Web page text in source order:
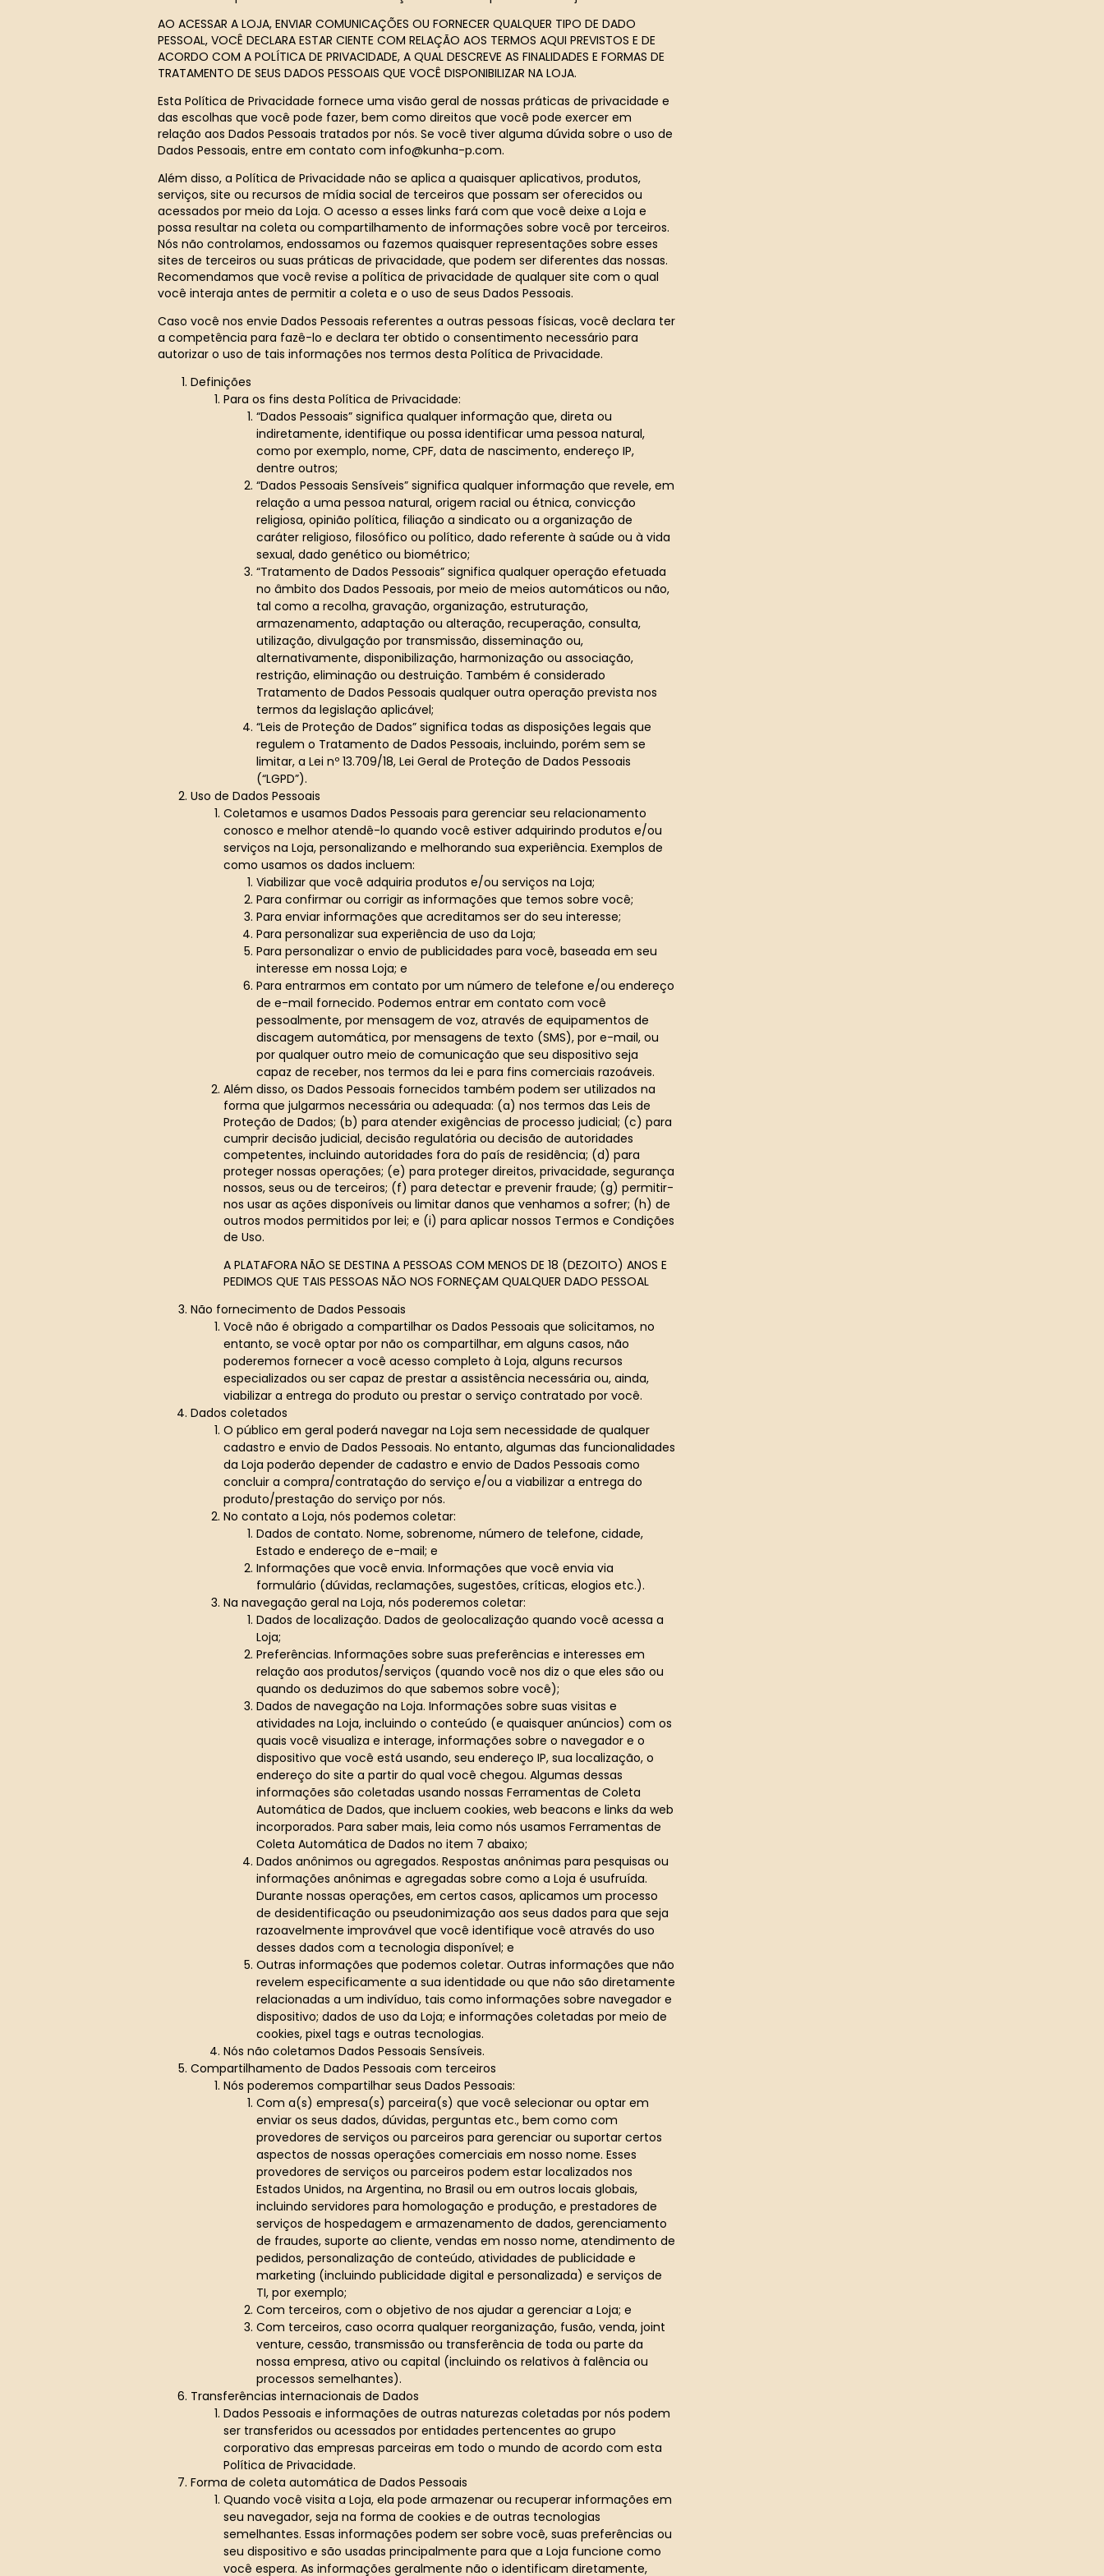
AO ACESSAR A LOJA, ENVIAR COMUNICAÇÕES OU FORNECER QUALQUER TIPO DE DADO
PESSOAL, VOCÊ DECLARA ESTAR CIENTE COM RELAÇÃO AOS TERMOS AQUI PREVISTOS E DE
ACORDO COM A POLÍTICA DE PRIVACIDADE, A QUAL DESCREVE AS FINALIDADES E FORMAS DE
TRATAMENTO DE SEUS DADOS PESSOAIS QUE VOCÊ DISPONIBILIZAR NA LOJA.
Esta Política de Privacidade fornece uma visão geral de nossas práticas de privacidade e
das escolhas que você pode fazer, bem como direitos que você pode exercer em
relação aos Dados Pessoais tratados por nós. Se você tiver alguma dúvida sobre o uso de
Dados Pessoais, entre em contato com info@kunha-p.com.
Além disso, a Política de Privacidade não se aplica a quaisquer aplicativos, produtos,
serviços, site ou recursos de mídia social de terceiros que possam ser oferecidos ou
acessados por meio da Loja. O acesso a esses links fará com que você deixe a Loja e
possa resultar na coleta ou compartilhamento de informações sobre você por terceiros.
Nós não controlamos, endossamos ou fazemos quaisquer representações sobre esses
sites de terceiros ou suas práticas de privacidade, que podem ser diferentes das nossas.
Recomendamos que você revise a política de privacidade de qualquer site com o qual
você interaja antes de permitir a coleta e o uso de seus Dados Pessoais.
Caso você nos envie Dados Pessoais referentes a outras pessoas físicas, você declara ter
a competência para fazê-lo e declara ter obtido o consentimento necessário para
autorizar o uso de tais informações nos termos desta Política de Privacidade.
Definições
Para os fins desta Política de Privacidade:
“Dados Pessoais” significa qualquer informação que, direta ou
indiretamente, identifique ou possa identificar uma pessoa natural,
como por exemplo, nome, CPF, data de nascimento, endereço IP,
dentre outros;
“Dados Pessoais Sensíveis” significa qualquer informação que revele, em
relação a uma pessoa natural, origem racial ou étnica, convicção
religiosa, opinião política, filiação a sindicato ou a organização de
caráter religioso, filosófico ou político, dado referente à saúde ou à vida
sexual, dado genético ou biométrico;
“Tratamento de Dados Pessoais” significa qualquer operação efetuada
no âmbito dos Dados Pessoais, por meio de meios automáticos ou não,
tal como a recolha, gravação, organização, estruturação,
armazenamento, adaptação ou alteração, recuperação, consulta,
utilização, divulgação por transmissão, disseminação ou,
alternativamente, disponibilização, harmonização ou associação,
restrição, eliminação ou destruição. Também é considerado
Tratamento de Dados Pessoais qualquer outra operação prevista nos
termos da legislação aplicável;
“Leis de Proteção de Dados” significa todas as disposições legais que
regulem o Tratamento de Dados Pessoais, incluindo, porém sem se
limitar, a Lei nº 13.709/18, Lei Geral de Proteção de Dados Pessoais
(“LGPD”).
Uso de Dados Pessoais
Coletamos e usamos Dados Pessoais para gerenciar seu relacionamento
conosco e melhor atendê-lo quando você estiver adquirindo produtos e/ou
serviços na Loja, personalizando e melhorando sua experiência. Exemplos de
como usamos os dados incluem:
Viabilizar que você adquiria produtos e/ou serviços na Loja;
Para confirmar ou corrigir as informações que temos sobre você;
Para enviar informações que acreditamos ser do seu interesse;
Para personalizar sua experiência de uso da Loja;
Para personalizar o envio de publicidades para você, baseada em seu
interesse em nossa Loja; e
Para entrarmos em contato por um número de telefone e/ou endereço
de e-mail fornecido. Podemos entrar em contato com você
pessoalmente, por mensagem de voz, através de equipamentos de
discagem automática, por mensagens de texto (SMS), por e-mail, ou
por qualquer outro meio de comunicação que seu dispositivo seja
capaz de receber, nos termos da lei e para fins comerciais razoáveis.
Além disso, os Dados Pessoais fornecidos também podem ser utilizados na
forma que julgarmos necessária ou adequada: (a) nos termos das Leis de
Proteção de Dados; (b) para atender exigências de processo judicial; (c) para
cumprir decisão judicial, decisão regulatória ou decisão de autoridades
competentes, incluindo autoridades fora do país de residência; (d) para
proteger nossas operações; (e) para proteger direitos, privacidade, segurança
nossos, seus ou de terceiros; (f) para detectar e prevenir fraude; (g) permitir-
nos usar as ações disponíveis ou limitar danos que venhamos a sofrer; (h) de
outros modos permitidos por lei; e (i) para aplicar nossos Termos e Condições
de Uso.
A PLATAFORA NÃO SE DESTINA A PESSOAS COM MENOS DE 18 (DEZOITO) ANOS E
PEDIMOS QUE TAIS PESSOAS NÃO NOS FORNEÇAM QUALQUER DADO PESSOAL
Não fornecimento de Dados Pessoais
Você não é obrigado a compartilhar os Dados Pessoais que solicitamos, no
entanto, se você optar por não os compartilhar, em alguns casos, não
poderemos fornecer a você acesso completo à Loja, alguns recursos
especializados ou ser capaz de prestar a assistência necessária ou, ainda,
viabilizar a entrega do produto ou prestar o serviço contratado por você.
Dados coletados
O público em geral poderá navegar na Loja sem necessidade de qualquer
cadastro e envio de Dados Pessoais. No entanto, algumas das funcionalidades
da Loja poderão depender de cadastro e envio de Dados Pessoais como
concluir a compra/contratação do serviço e/ou a viabilizar a entrega do
produto/prestação do serviço por nós.
No contato a Loja, nós podemos coletar:
Dados de contato. Nome, sobrenome, número de telefone, cidade,
Estado e endereço de e-mail; e
Informações que você envia. Informações que você envia via
formulário (dúvidas, reclamações, sugestões, críticas, elogios etc.).
Na navegação geral na Loja, nós poderemos coletar:
Dados de localização. Dados de geolocalização quando você acessa a
Loja;
Preferências. Informações sobre suas preferências e interesses em
relação aos produtos/serviços (quando você nos diz o que eles são ou
quando os deduzimos do que sabemos sobre você);
Dados de navegação na Loja. Informações sobre suas visitas e
atividades na Loja, incluindo o conteúdo (e quaisquer anúncios) com os
quais você visualiza e interage, informações sobre o navegador e o
dispositivo que você está usando, seu endereço IP, sua localização, o
endereço do site a partir do qual você chegou. Algumas dessas
informações são coletadas usando nossas Ferramentas de Coleta
Automática de Dados, que incluem cookies, web beacons e links da web
incorporados. Para saber mais, leia como nós usamos Ferramentas de
Coleta Automática de Dados no item 7 abaixo;
Dados anônimos ou agregados. Respostas anônimas para pesquisas ou
informações anônimas e agregadas sobre como a Loja é usufruída.
Durante nossas operações, em certos casos, aplicamos um processo
de desidentificação ou pseudonimização aos seus dados para que seja
razoavelmente improvável que você identifique você através do uso
desses dados com a tecnologia disponível; e
Outras informações que podemos coletar. Outras informações que não
revelem especificamente a sua identidade ou que não são diretamente
relacionadas a um indivíduo, tais como informações sobre navegador e
dispositivo; dados de uso da Loja; e informações coletadas por meio de
cookies, pixel tags e outras tecnologias.
Nós não coletamos Dados Pessoais Sensíveis.
Compartilhamento de Dados Pessoais com terceiros
Nós poderemos compartilhar seus Dados Pessoais:
Com a(s) empresa(s) parceira(s) que você selecionar ou optar em
enviar os seus dados, dúvidas, perguntas etc., bem como com
provedores de serviços ou parceiros para gerenciar ou suportar certos
aspectos de nossas operações comerciais em nosso nome. Esses
provedores de serviços ou parceiros podem estar localizados nos
Estados Unidos, na Argentina, no Brasil ou em outros locais globais,
incluindo servidores para homologação e produção, e prestadores de
serviços de hospedagem e armazenamento de dados, gerenciamento
de fraudes, suporte ao cliente, vendas em nosso nome, atendimento de
pedidos, personalização de conteúdo, atividades de publicidade e
marketing (incluindo publicidade digital e personalizada) e serviços de
TI, por exemplo;
Com terceiros, com o objetivo de nos ajudar a gerenciar a Loja; e
Com terceiros, caso ocorra qualquer reorganização, fusão, venda, joint
venture, cessão, transmissão ou transferência de toda ou parte da
nossa empresa, ativo ou capital (incluindo os relativos à falência ou
processos semelhantes).
Transferências internacionais de Dados
Dados Pessoais e informações de outras naturezas coletadas por nós podem
ser transferidos ou acessados por entidades pertencentes ao grupo
corporativo das empresas parceiras em todo o mundo de acordo com esta
Política de Privacidade.
Forma de coleta automática de Dados Pessoais
Quando você visita a Loja, ela pode armazenar ou recuperar informações em
seu navegador, seja na forma de cookies e de outras tecnologias
semelhantes. Essas informações podem ser sobre você, suas preferências ou
seu dispositivo e são usadas principalmente para que a Loja funcione como
você espera. As informações geralmente não o identificam diretamente,